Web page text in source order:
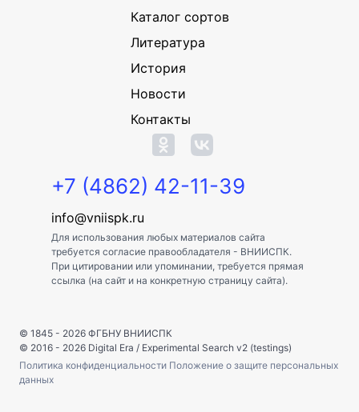
Каталог сортов
Литература
История
Новости
Контакты
+7 (4862) 42-11-39
info@vniispk.ru
Для использования любых материалов сайта
требуется согласие правообладателя - ВНИИСПК.
При цитировании или упоминании, требуется прямая
ссылка (на сайт и на конкретную страницу сайта).
© 1845 - 2026 ФГБНУ ВНИИСПК
© 2016 - 2026 Digital Era / Experimental Search v2 (testings)
Политика конфиденциальности Положение о защите персональных
данных